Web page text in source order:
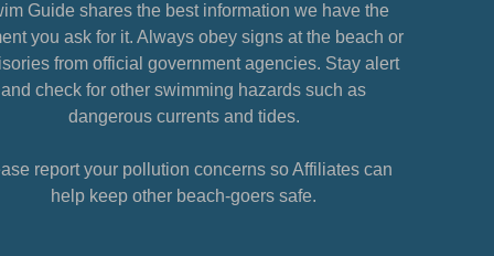
Guide shares the best information we have the
you ask for it. Always obey signs at the beach or
from official government agencies. Stay alert
and check for other swimming hazards such as
dangerous currents and tides.
report your pollution concerns so Affiliates can
help keep other beach-goers safe.